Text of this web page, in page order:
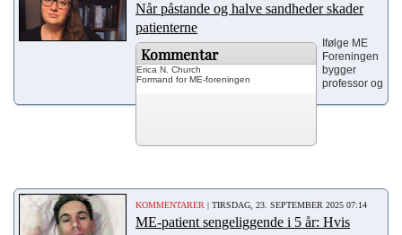
Når påstande og halve sandheder skader
patienterne
Kommentar
Erica N. Church
Formand for ME-foreningen
Ifølge ME
Foreningen
bygger
professor og
KOMMENTARER | TIRSDAG, 23. SEPTEMBER 2025 07:14
ME-patient sengeliggende i 5 år: Hvis